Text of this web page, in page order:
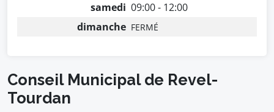
samedi 09:00 - 12:00
dimanche FERMÉ
Conseil Municipal de Revel-
Tourdan